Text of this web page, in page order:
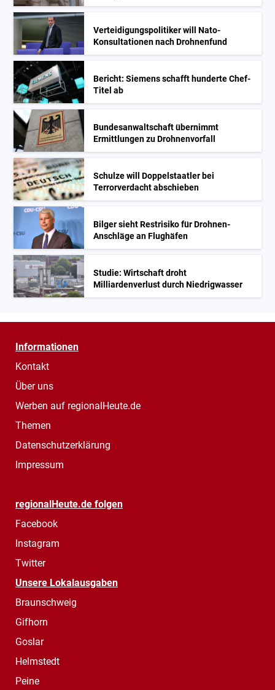
Verteidigungspolitiker will Nato-
Konsultationen nach Drohnenfund
Bericht: Siemens schafft hunderte Chef-
Titel ab
Bundesanwaltschaft übernimmt
Ermittlungen zu Drohnenvorfall
Schulze will Doppelstaatler bei
Terrorverdacht abschieben
Bilger sieht Restrisiko für Drohnen-
Anschläge an Flughäfen
Studie: Wirtschaft droht
Milliardenverlust durch Niedrigwasser
Informationen
Kontakt
Über uns
Werben auf regionalHeute.de
Themen
Datenschutzerklärung
Impressum
regionalHeute.de folgen
Facebook
Instagram
Twitter
Unsere Lokalausgaben
Braunschweig
Gifhorn
Goslar
Helmstedt
Peine